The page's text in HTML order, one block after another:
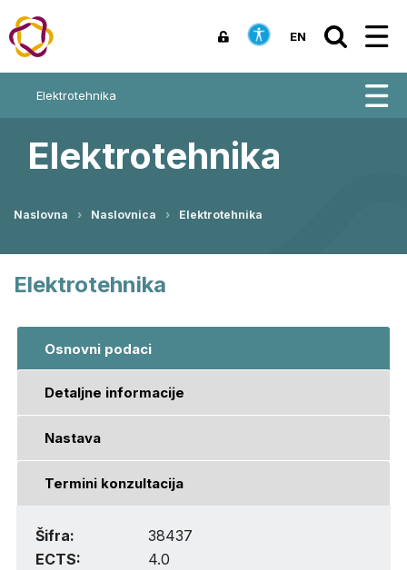
EN
Elektrotehnika
Elektrotehnika
Naslovna Naslovnica Elektrotehnika
Elektrotehnika
Osnovni podaci
Detaljne informacije
Nastava
Termini konzultacija
Šifra:
38437
ECTS:
4.0